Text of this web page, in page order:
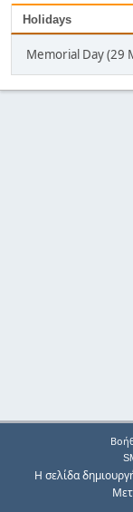
Holidays
Memorial Day (29
Η σελίδα